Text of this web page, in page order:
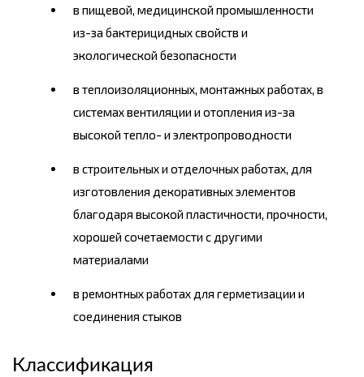
в пищевой, медицинской промышленности
из-за бактерицидных свойств и
экологической безопасности
в теплоизоляционных, монтажных работах, в
системах вентиляции и отопления из-за
высокой тепло- и электропроводности
в строительных и отделочных работах, для
изготовления декоративных элементов
благодаря высокой пластичности, прочности,
хорошей сочетаемости с другими
материалами
в ремонтных работах для герметизации и
соединения стыков
Классификация